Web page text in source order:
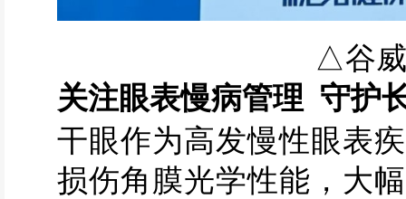
△谷
关注眼表慢病管理 守护
干眼作为高发慢性眼表
损伤角膜光学性能，大